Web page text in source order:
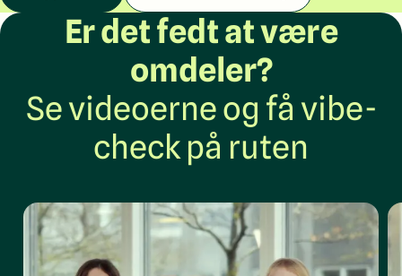
Er det fedt at være
omdeler?
Se videoerne og få vibe-
check på ruten